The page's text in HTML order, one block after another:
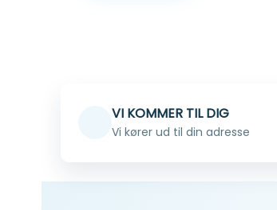
VI KOMMER TIL DIG
Vi kører ud til din adresse